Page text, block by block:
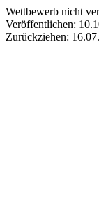
Wettbewerb nicht
Veröffentlichen:
Zurückziehen: